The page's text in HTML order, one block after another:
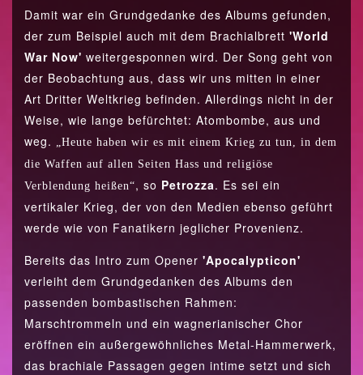
Damit war ein Grundgedanke des Albums gefunden,
der zum Beispiel auch mit dem Brachialbrett 'World
War Now' weitergesponnen wird. Der Song geht von
der Beobachtung aus, dass wir uns mitten in einer
Art Dritter Weltkrieg befinden. Allerdings nicht in der
Weise, wie lange befürchtet: Atombombe, aus und
weg. „Heute haben wir es mit einem Krieg zu tun, in dem
die Waffen auf allen Seiten Hass und religiöse
Verblendung heißen“, so Petrozza. Es sei ein
vertikaler Krieg, der von den Medien ebenso geführt
werde wie von Fanatikern jeglicher Provenienz.
Bereits das Intro zum Opener 'Apocalypticon'
verleiht dem Grundgedanken des Albums den
passenden bombastischen Rahmen:
Marschtrommeln und ein wagnerianischer Chor
eröffnen ein außergewöhnliches Metal-Hammerwerk,
das brachiale Passagen gegen intime setzt und sich